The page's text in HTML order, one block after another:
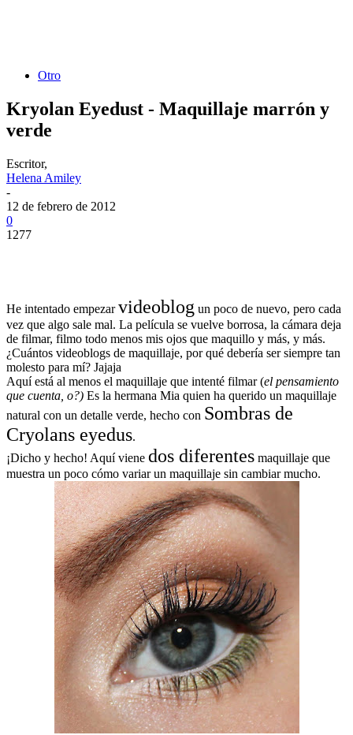
Otro
Kryolan Eyedust - Maquillaje marrón y
verde
Escritor,
Helena Amiley
-
12 de febrero de 2012
0
1277
He intentado empezarvideoblog un poco de nuevo, pero cada
vez que algo sale mal. La película se vuelve borrosa, la cámara deja
de filmar, filmo todo menos mis ojos que maquillo y más, y más.
¿Cuántos videoblogs de maquillaje, por qué debería ser siempre tan
molesto para mí? Jajaja
Aquí está al menos el maquillaje que intenté filmar (el pensamiento
que cuenta, o?) Es la hermana Mia quien ha querido un maquillaje
natural con un detalle verde, hecho con Sombras de
Cryolans eyedus.
¡Dicho y hecho! Aquí viene dos diferentes maquillaje que
muestra un poco cómo variar un maquillaje sin cambiar mucho.